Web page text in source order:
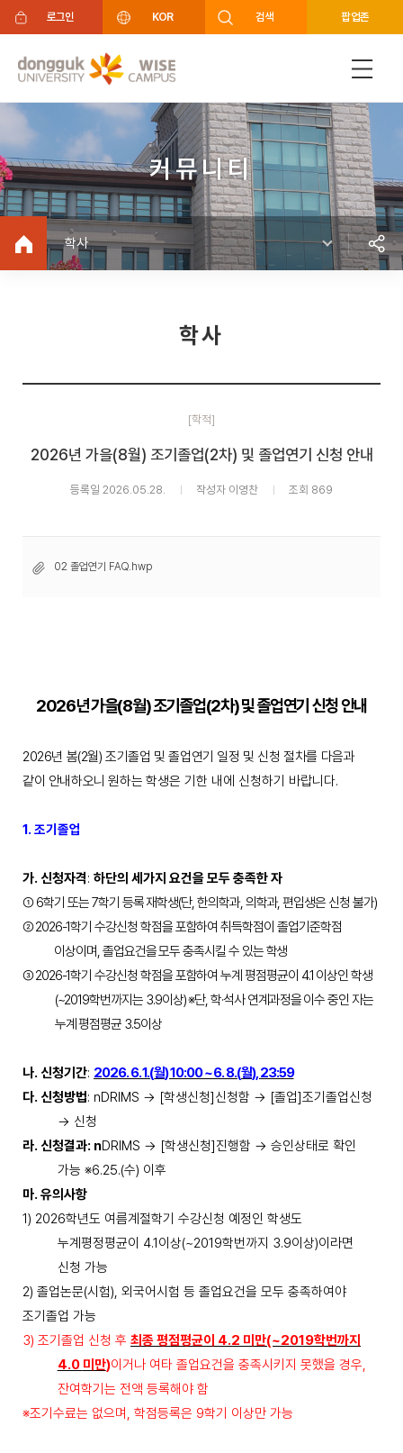
주메뉴 바로가기
푸터 바로가기
로그인 KOR 검색 팝업존
커뮤니티
학사
학사
[학적]
2026년 가을(8월) 조기졸업(2차) 및 졸업연기 신청 안내
등록일 2026.05.28. 작성자 이영찬 조회 869
02 졸업연기 FAQ.hwp
2026년 가을(8월)조기졸업(2차) 및 졸업연기 신청 안내
2026년 봄(2월)조기졸업 및 졸업연기 일정 및 신청 절차를 다음과
같이 안내하오니 원하는 학생은 기한 내에 신청하기 바랍니다.
1. 조기졸업
가. 신청자격: 하단의 세가지 요건을 모두 충족한 자
① 6학기 또는7학기 등록 재학생(단,한의학과,의학과,편입생은 신청 불가)
②2026-1학기 수강신청 학점을 포함하여 취득학점이 졸업기준학점
이상이며,졸업요건을 모두 충족시킬 수 있는 학생
③2026-1학기 수강신청 학점을 포함하여 누계 평점평균이 4.1 이상인 학생
(~2019학번까지는 3.9이상)※단,학·석사 연계과정을 이수 중인 자는
누계 평점평균 3.5이상
나. 신청기간: 2026. 6. 1.(월) 10:00 ~ 6. 8.(월), 23:59
다. 신청방법: nDRIMS → [학생신청]신청함 → [졸업]조기졸업신청
→ 신청
라. 신청결과: nDRIMS → [학생신청]진행함 → 승인상태로 확인
가능 ※6.25.(수) 이후
마. 유의사항
1) 2026학년도 여름계절학기 수강신청 예정인 학생도
누계평정평균이 4.1이상(~2019학번까지 3.9이상)이라면
신청 가능
2) 졸업논문(시험), 외국어시험 등 졸업요건을 모두 충족하여야
조기졸업 가능
3) 조기졸업 신청 후 최종 평점평균이 4.2 미만(~2019학번까지
4.0 미만)이거나 여타 졸업요건을 충족시키지 못했을 경우,
잔여학기는 전액 등록해야 함
※조기수료는 없으며, 학점등록은 9학기 이상만 가능